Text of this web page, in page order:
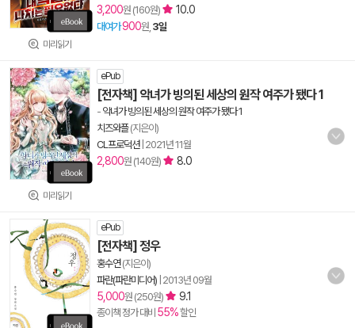
미리읽기
3,200원 (160원) 10.0
대여가900원, 3일
미리읽기
ePub
[전자책] 악녀가 빙의된 세상의 원작 여주가 됐다 1
- 악녀가 빙의된 세상의 원작 여주가 됐다 1
치즈와플(지은이)
CL프로덕션| 2021년 11월
2,800원 (140원) 8.0
ePub
[전자책] 정우
홍수연(지은이)
파란(파란미디어) 2013년 09월
5,000원 (250원) 9.1
종이책 정가 대비 55%할인